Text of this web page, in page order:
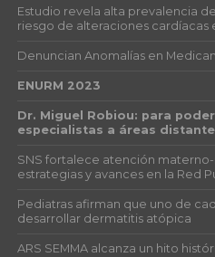
Estudio revela alta prevalencia
riesgo de alteraciones cardíacas
Denuncian Anomalías en
ENURM 2023
Dr. Miguel Robiou: para
especialistas a áreas
SNS fortalece atención
estrategias y avances en la Red
Pediatras afirman que uno de
desarrollar dermatitis atópica
ARS SEMMA alcanza un hito